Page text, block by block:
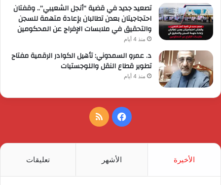
تصعيد جديد في قضية “أنجل الشعيبي”.. وقفتان
احتجاجيتان بعدن تطالبان بإعادة متهمة للسجن
والتحقيق في ملابسات الإفراج عن المحكومين
منذ 4 أيام
د. عمرو السمدوني: تأهيل الكوادر الرقمية مفتاح
تطوير قطاع النقل واللوجستيات
منذ 4 أيام
فيسبوكملخص
الأخيرة الأشهر تعليقات